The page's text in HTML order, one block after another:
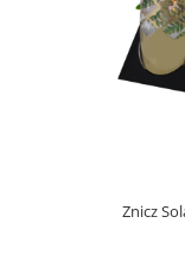
Znicz